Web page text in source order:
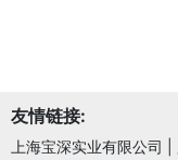
友情链接:
上海宝深实业有限公司